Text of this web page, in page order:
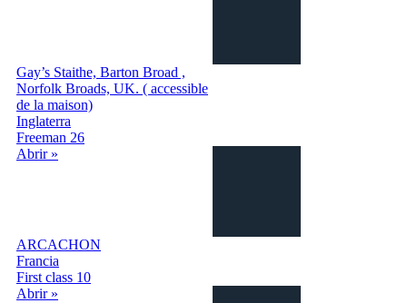
Gay’s Staithe, Barton Broad ,
Norfolk Broads, UK. ( accessible
de la maison)
Inglaterra
Freeman 26
Abrir »
ARCACHON
Francia
First class 10
Abrir »